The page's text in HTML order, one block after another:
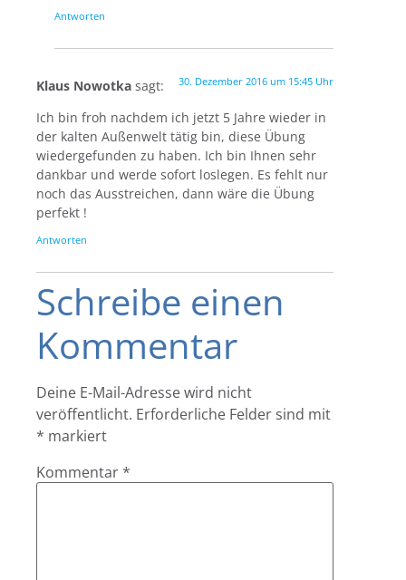
Antworten
Klaus Nowotka sagt: 30. Dezember 2016 um 15:45 Uhr
Ich bin froh nachdem ich jetzt 5 Jahre wieder in
der kalten Außenwelt tätig bin, diese Übung
wiedergefunden zu haben. Ich bin Ihnen sehr
dankbar und werde sofort loslegen. Es fehlt nur
noch das Ausstreichen, dann wäre die Übung
perfekt !
Antworten
Schreibe einen
Kommentar
Deine E-Mail-Adresse wird nicht
veröffentlicht. Erforderliche Felder sind mit
* markiert
Kommentar *